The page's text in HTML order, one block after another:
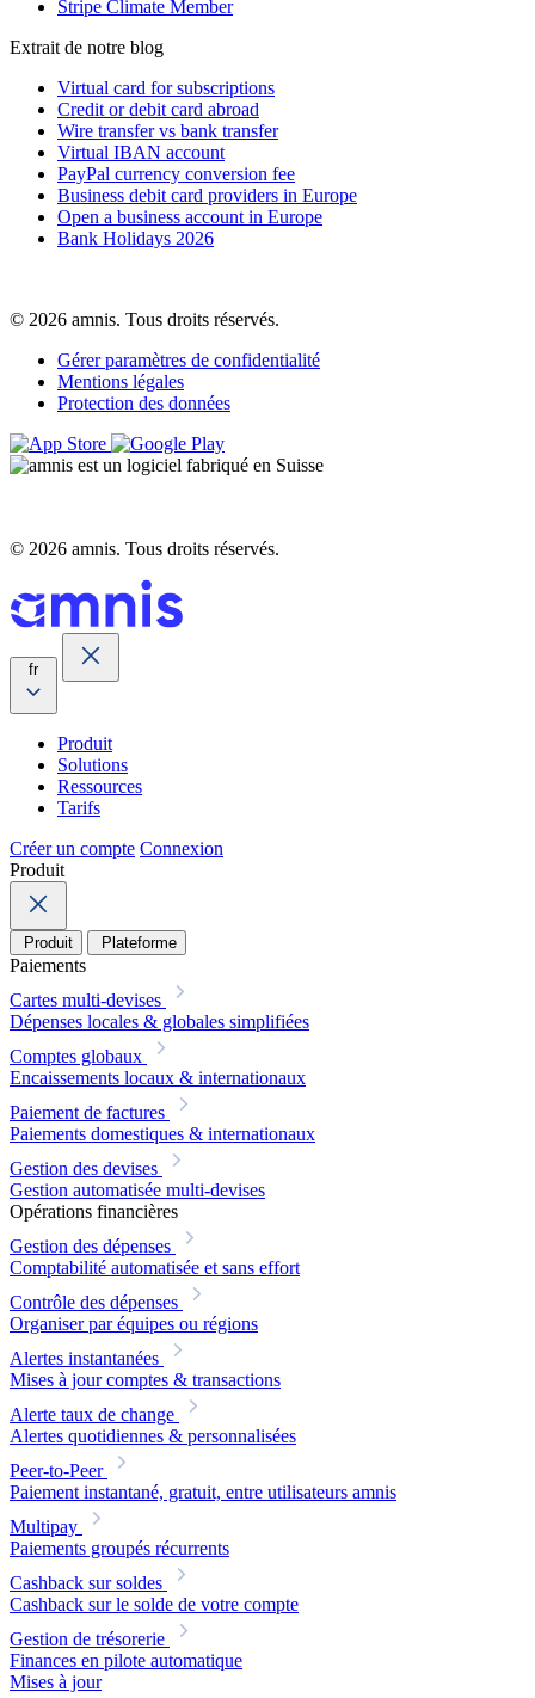
Stripe Climate Member
Extrait de notre blog
Virtual card for subscriptions
Credit or debit card abroad
Wire transfer vs bank transfer
Virtual IBAN account
PayPal currency conversion fee
Business debit card providers in Europe
Open a business account in Europe
Bank Holidays 2026
© 2026 amnis. Tous droits réservés.
Gérer paramètres de confidentialité
Mentions légales
Protection des données
© 2026 amnis. Tous droits réservés.
fr
Produit
Solutions
Ressources
Tarifs
Créer un compte Connexion
Produit
Produit Plateforme
Paiements
Cartes multi-devises
Dépenses locales & globales simplifiées
Comptes globaux
Encaissements locaux & internationaux
Paiement de factures
Paiements domestiques & internationaux
Gestion des devises
Gestion automatisée multi-devises
Opérations financières
Gestion des dépenses
Comptabilité automatisée et sans effort
Contrôle des dépenses
Organiser par équipes ou régions
Alertes instantanées
Mises à jour comptes & transactions
Alerte taux de change
Alertes quotidiennes & personnalisées
Peer-to-Peer
Paiement instantané, gratuit, entre utilisateurs amnis
Multipay
Paiements groupés récurrents
Cashback sur soldes
Cashback sur le solde de votre compte
Gestion de trésorerie
Finances en pilote automatique
Mises à jour